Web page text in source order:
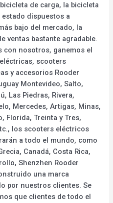
de carga, la bicicleta
dispuestos a
bajo del mercado, la
ventas bastante agradable.
con nosotros, ganemos el
scooters
y accesorios Rooder
Montevideo, Salto,
Las Piedras, Rivera,
Mercedes, Artigas, Minas,
Florida, Treinta y Tres,
los scooters eléctricos
a todo el mundo, como
Canadá, Costa Rica,
Shenzhen Rooder
una marca
por nuestros clientes. Se
que clientes de todo el